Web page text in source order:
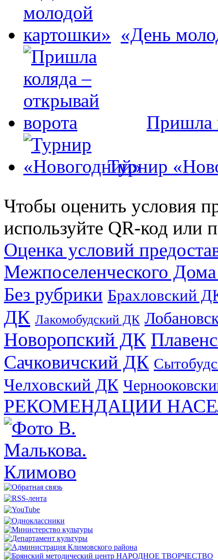
«День
Пришла
Турнир
Чтобы оценить условия
используйте QR-код или
Оценка условий
Межпоселенческого
Без рубрики Брахловский
ДК Лакомобудский ДК
Новоропский ДК
Сачковичский ДК
Челховский ДК
РЕКОМЕНДАЦИИ